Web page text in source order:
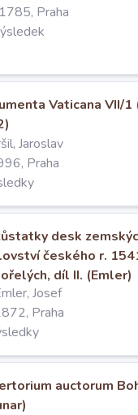
1785, Praha
Vaticana VII/
Jaroslav
Praha
desk
českého r.
díl II. (Emler)
Josef
Praha
auctorum